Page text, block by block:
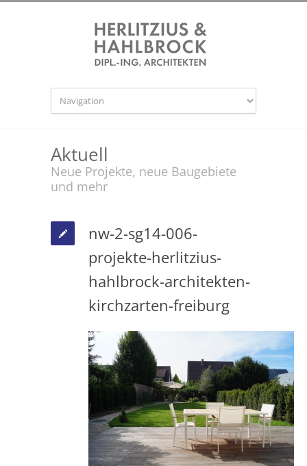
Aktuell
Neue Projekte, neue Baugebiete
und mehr
nw-2-sg14-006-
projekte-herlitzius-
hahlbrock-architekten-
kirchzarten-freiburg